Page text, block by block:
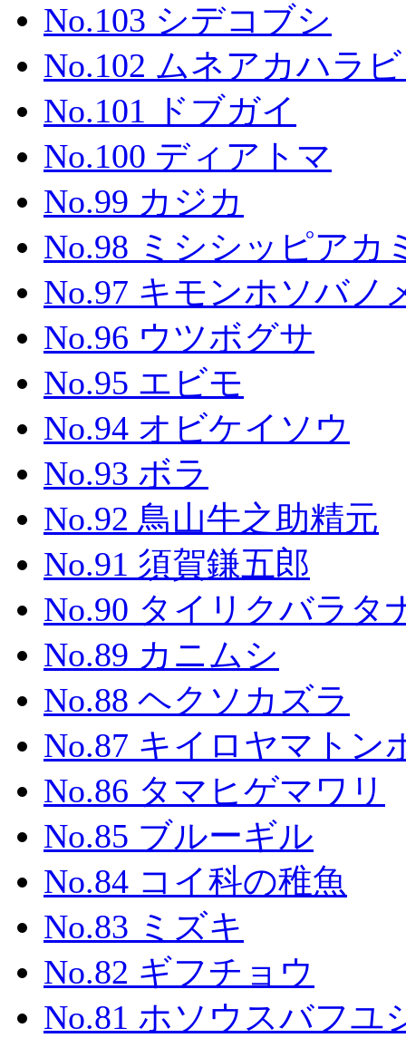
No.103 シデコブシ
No.102 ムネアカハラ
No.101 ドブガイ
No.100 ディアトマ
No.99 カジカ
No.98 ミシシッピアカ
No.97 キモンホソバノ
No.96 ウツボグサ
No.95 エビモ
No.94 オビケイソウ
No.93 ボラ
No.92 鳥山牛之助精元
No.91 須賀鎌五郎
No.90 タイリクバラタ
No.89 カニムシ
No.88 ヘクソカズラ
No.87 キイロヤマトン
No.86 タマヒゲマワリ
No.85 ブルーギル
No.84 コイ科の稚魚
No.83 ミズキ
No.82 ギフチョウ
No.81 ホソウスバフユ